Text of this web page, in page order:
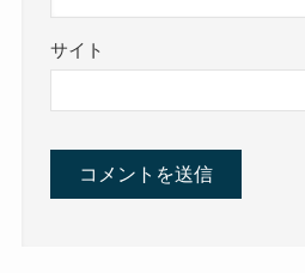
サイト